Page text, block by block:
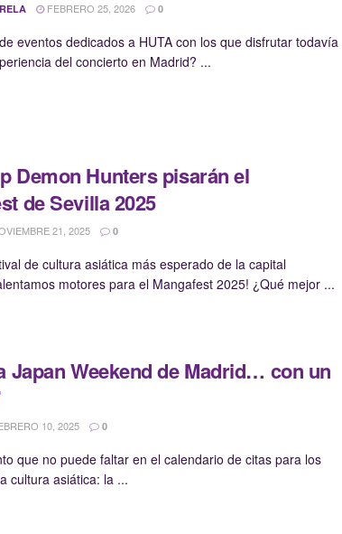
FEBRERO 25, 2026 0
eventos dedicados a HUTA con los que disfrutar todavía
del concierto en Madrid? ...
Demon Hunters pisarán el
de Sevilla 2025
21, 2025 0
de cultura asiática más esperado de la capital
motores para el Mangafest 2025! ¿Qué mejor ...
Japan Weekend de Madrid… con un
10, 2025 0
que no puede faltar en el calendario de citas para los
cultura asiática: la ...